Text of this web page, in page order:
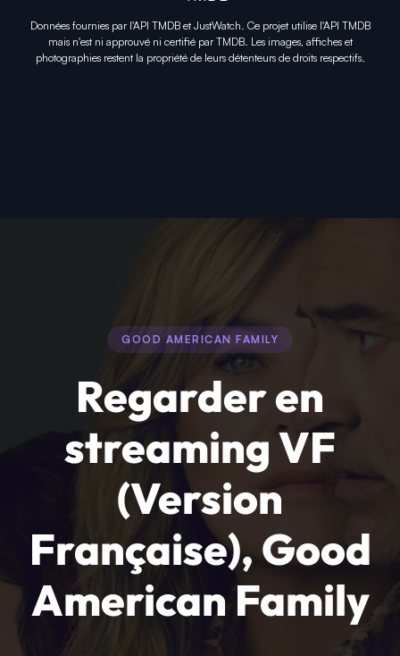
Données fournies par l'API TMDB et JustWatch. Ce projet utilise l'API TMDB
mais n'est ni approuvé ni certifié par TMDB. Les images, affiches et
photographies restent la propriété de leurs détenteurs de droits respectifs.
GOOD AMERICAN FAMILY
Regarder en
streaming VF
(Version
Française), Good
American Family